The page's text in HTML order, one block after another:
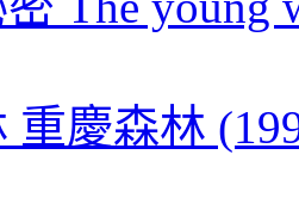
重慶森林